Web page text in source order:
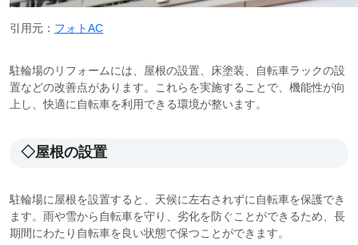
引用元： フォトAC
駐輪場のリフォームには、屋根の設置、床塗装、自転車ラックの設
置などの改善点があります。これらを実施することで、機能性が向
上し、快適に自転車を利用できる環境が整います。
◇屋根の設置
駐輪場に屋根を設置すると、天候に左右されずに自転車を保護でき
ます。雨や雪から自転車を守り、劣化を防ぐことができるため、長
期間にわたり自転車を良い状態で保つことができます。